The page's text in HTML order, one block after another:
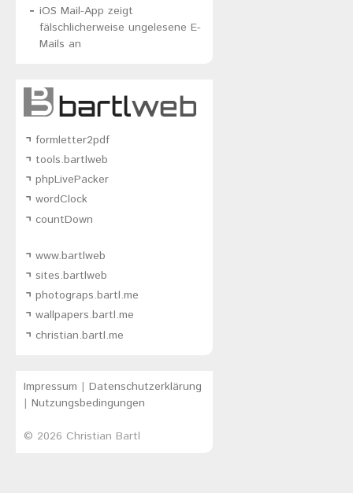
iOS Mail-App zeigt
fälschlicherweise ungelesene E-
Mails an
formletter2pdf
tools.bartlweb
phpLivePacker
wordClock
countDown
www.bartlweb
sites.bartlweb
photograps.bartl.me
wallpapers.bartl.me
christian.bartl.me
Impressum | Datenschutzerklärung
| Nutzungsbedingungen
© 2026 Christian Bartl